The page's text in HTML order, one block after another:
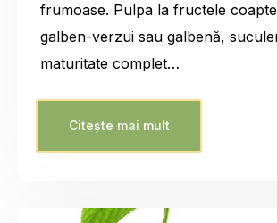
frumoase. Pulpa la fructele
galben-verzui sau galbenă,
maturitate complet…
Citește mai mult